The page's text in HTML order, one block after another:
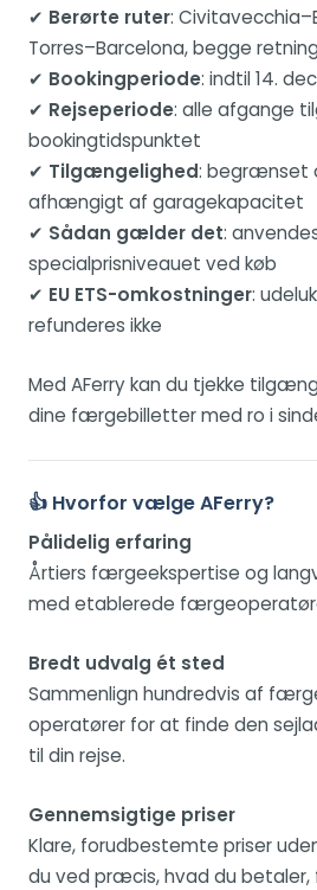
✔ Berørte ruter:
Torres–Barcelona, begge
✔ Bookingperiode: indtil 14.
✔ Rejseperiode: alle afgange
bookingtidspunktet
✔ Tilgængelighed: begrænset
afhængigt af garagekapacitet
✔ Sådan gælder det:
specialprisniveauet ved køb
✔ EU ETS-omkostninger:
refunderes ikke
Med AFerry kan du tjekke
dine færgebilletter med ro i
👍 Hvorfor vælge AFerry?
Pålidelig erfaring
Årtiers færgeekspertise og
med etablerede
Bredt udvalg ét sted
Sammenlign hundredvis af
operatører for at finde den
til din rejse.
Gennemsigtige priser
Klare, forudbestemte priser
du ved præcis, hvad du betaler,